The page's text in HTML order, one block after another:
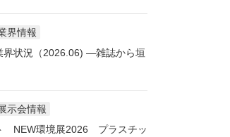
界情報
界状況（2026.06) ―雑誌から垣
示会情報
NEW環境展2026 プラスチッ